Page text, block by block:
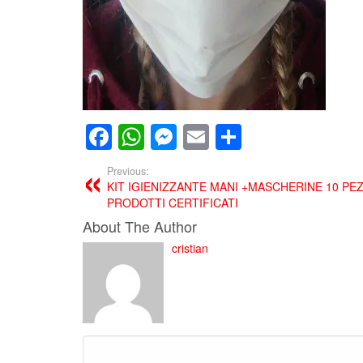
Facebook
WhatsApp
Messenger
Email
Previous:
KIT IGIENIZZANTE MANI +MASCHERINE 10
PRODOTTI CERTIFICATI
About The Author
cristian